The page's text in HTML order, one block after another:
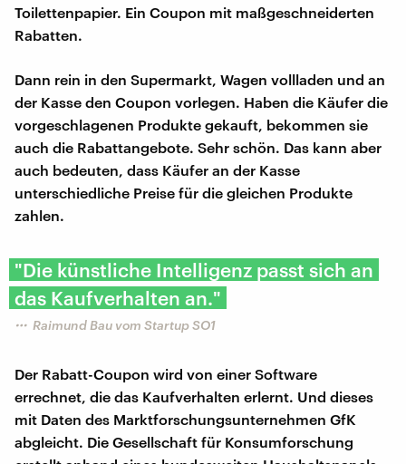
Toilettenpapier. Ein Coupon mit maßgeschneiderten
Rabatten.
Dann rein in den Supermarkt, Wagen vollladen und an
der Kasse den Coupon vorlegen. Haben die Käufer die
vorgeschlagenen Produkte gekauft, bekommen sie
auch die Rabattangebote. Sehr schön. Das kann aber
auch bedeuten, dass Käufer an der Kasse
unterschiedliche Preise für die gleichen Produkte
zahlen.
"Die künstliche Intelligenz passt sich an
das Kaufverhalten an."
Raimund Bau vom Startup SO1
Der Rabatt-Coupon wird von einer Software
errechnet, die das Kaufverhalten erlernt. Und dieses
mit Daten des Marktforschungsunternehmen GfK
abgleicht. Die Gesellschaft für Konsumforschung